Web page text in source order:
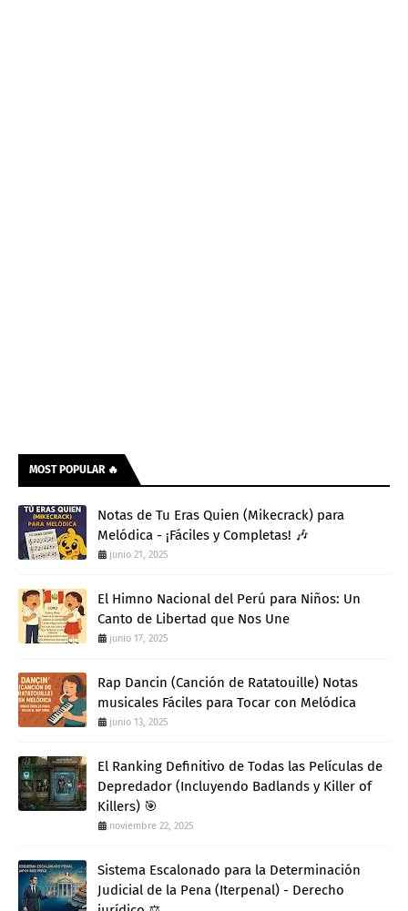
MOST POPULAR 🔥
Notas de Tu Eras Quien (Mikecrack) para
Melódica - ¡Fáciles y Completas! 🎶
junio 21, 2025
El Himno Nacional del Perú para Niños: Un
Canto de Libertad que Nos Une
junio 17, 2025
Rap Dancin (Canción de Ratatouille) Notas
musicales Fáciles para Tocar con Melódica
junio 13, 2025
El Ranking Definitivo de Todas las Películas de
Depredador (Incluyendo Badlands y Killer of
Killers) 🎯
noviembre 22, 2025
Sistema Escalonado para la Determinación
Judicial de la Pena (Iterpenal) - Derecho